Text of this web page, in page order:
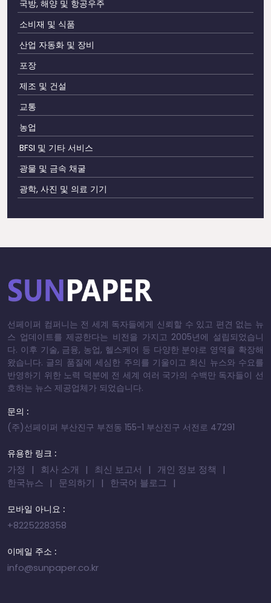
국방, 해양 및 항공우주
소비재 및 식품
산업 자동화 및 장비
포장
제조 및 건설
교통
농업
BFSI 및 기타 서비스
광물 및 금속 채굴
광학, 사진 및 의료 기기
선페이퍼 컴퍼니는 전 세계 독자들에게 신뢰할 수 있고 편견 없는 뉴
스 업데이트를 제공한다는 비전을 가지고 2005년에 설립되었습니
다. 이후 기술, 금융, 농업, 헬스케어 등 다양한 분야로 영역을 확장해
왔습니다. 글의 품질에 세심한 주의를 기울이고 최신 뉴스와 수요를
반영하기 위한 노력 덕분에 전 세계 여러 국가의 수백만 독자들이 선
호하는 뉴스 제공업체가 되었습니다.
문의 :
(주)선페이퍼 부산진구 부전동 155-1 부산진구 서전로 47291
유용한 링크 :
가정 회사 소개 최신 보고서
개인 정보 정책
한국뉴스
문의하기 한국어 블로그
모바일 아니요 :
+8225228358
이메일 주소 :
info@sunpaper.co.kr